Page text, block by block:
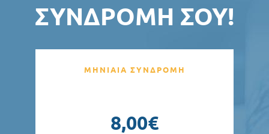
ΣΥΝΔΡΟΜΉ ΣΟΥ!
ΜΗΝΙΑΙΑ ΣΥΝΔΡΟΜΗ
8,00€